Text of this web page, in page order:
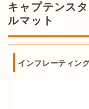
キャプテンス
ルマット
インフレーティン